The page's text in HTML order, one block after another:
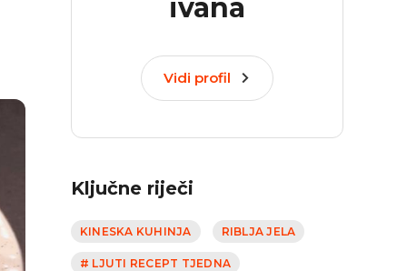
ivana
Vidi profil
Ključne riječi
KINESKA KUHINJA RIBLJA JELA
# LJUTI RECEPT TJEDNA